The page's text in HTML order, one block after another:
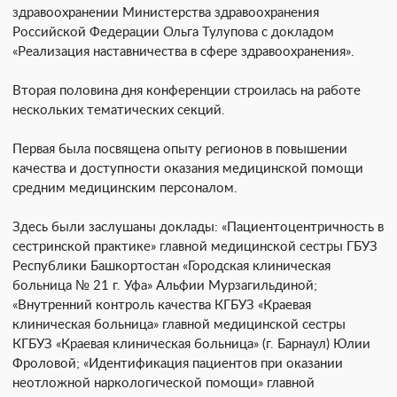
здравоохранении Министерства здравоохранения
Российской Федерации Ольга Тулупова с докладом
«Реализация наставничества в сфере здравоохранения».
Вторая половина дня конференции строилась на работе
нескольких тематических секций.
Первая была посвящена опыту регионов в повышении
качества и доступности оказания медицинской помощи
средним медицинским персоналом.
Здесь были заслушаны доклады: «Пациентоцентричность в
сестринской практике» главной медицинской сестры ГБУЗ
Республики Башкортостан «Городская клиническая
больница № 21 г. Уфа» Альфии Мурзагильдиной;
«Внутренний контроль качества КГБУЗ «Краевая
клиническая больница» главной медицинской сестры
КГБУЗ «Краевая клиническая больница» (г. Барнаул) Юлии
Фроловой; «Идентификация пациентов при оказании
неотложной наркологической помощи» главной